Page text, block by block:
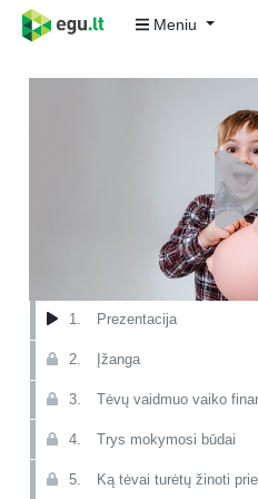
Meniu
1. Prezentacija
2. Įžanga
3. Tėvų vaidmuo vaiko
4. Trys mokymosi būdai
5.